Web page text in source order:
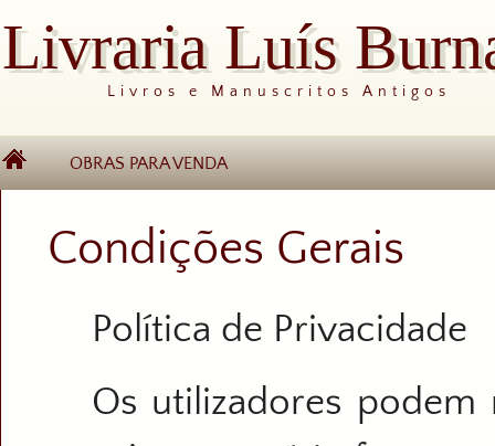
Livraria Luís
Livros e Manuscritos Antigos
OBRAS PARA VENDA
Condições Gerais
Política de Privacidade
Os utilizadores